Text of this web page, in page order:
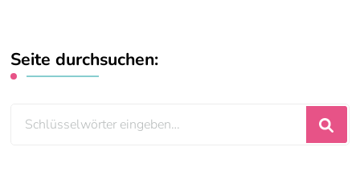
Seite durchsuchen: